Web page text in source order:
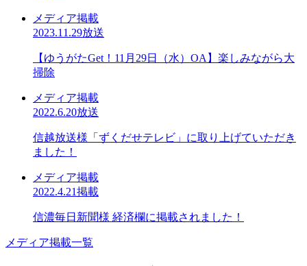
メディア掲載
2023.11.29放送
【ゆうがたGet！11月29日（水）OA】楽しみながら大
掃除
メディア掲載
2022.6.20放送
信越放送様「ずくだせテレビ」に取り上げていただき
ました！
メディア掲載
2022.4.21掲載
信濃毎日新聞様 経済欄に掲載されました！
メディア掲載一覧